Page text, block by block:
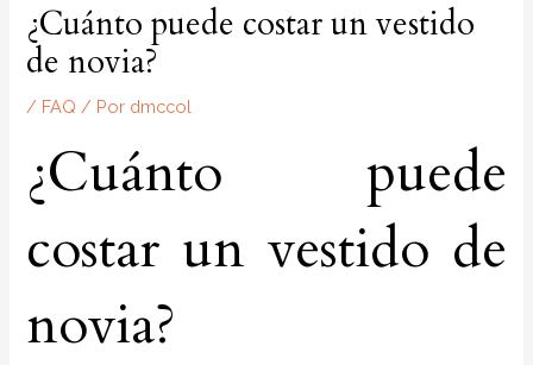
¿Cuánto puede costar un vestido
de novia?
/ FAQ / Por dmccol
¿Cuánto puede
costar un vestido de
novia?